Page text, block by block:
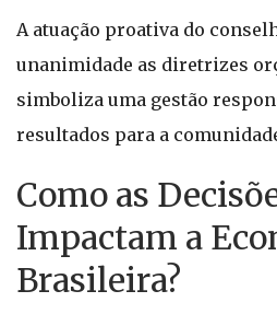
A atuação proativa do
unanimidade as diretrizes
simboliza uma gestão
resultados para a
Como as
Impactam a
Brasileira?